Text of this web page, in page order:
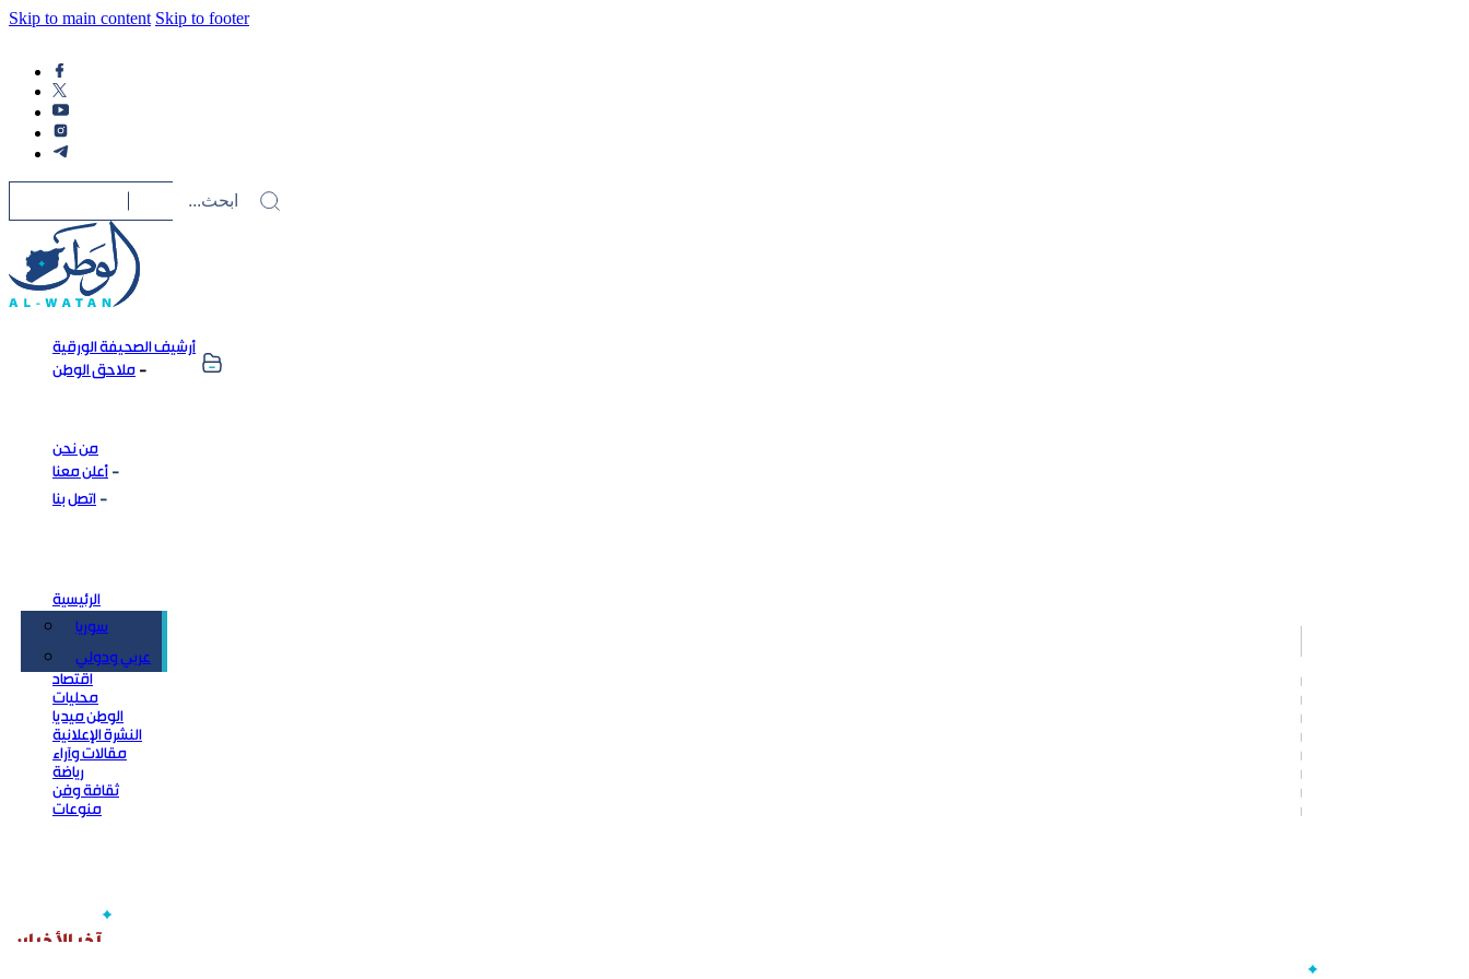
Skip to main content Skip to footer
أرشيف الصحيفة الورقية
ملاحق الوطن
من نحن
أعلن معنا
اتصل بنا
الرئيسية
سوريا
عربي ودولي
اقتصاد
محليات
الوطن ميديا
النشرة الإعلانية
مقالات وآراء
رياضة
ثقافة وفن
منوعات